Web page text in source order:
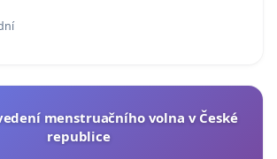
menstruačního volna v České
republice